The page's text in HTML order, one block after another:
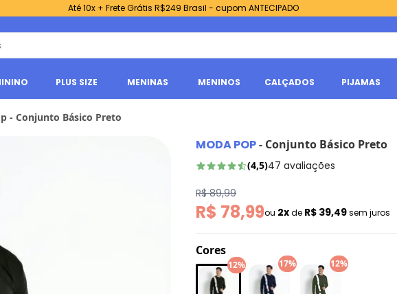
Até 10x + Frete Grátis R$249 Brasil - cupom ANTECIPADO
PLUS SIZE MENINAS MENINOS CALÇADOS PIJAMAS
- Conjunto Básico Preto
MODA POP- Conjunto Básico Preto
(4,5)47 avaliações
R$ 89,99
R$ 78,99ou 2xde R$ 39,49sem juros
Cores
12% 17% 12%